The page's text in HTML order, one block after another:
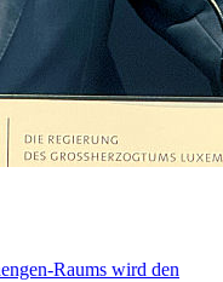
Raums wird den